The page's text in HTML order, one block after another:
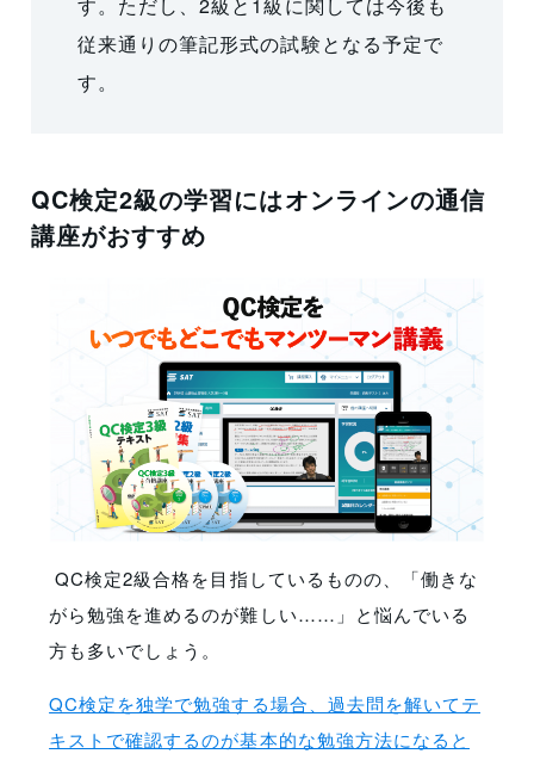
す。ただし、2級と1級に関しては今後も
従来通りの筆記形式の試験となる予定で
す。
QC検定2級の学習にはオンラインの通信
講座がおすすめ
QC検定2級合格を目指しているものの、「働きな
がら勉強を進めるのが難しい……」と悩んでいる
方も多いでしょう。
QC検定を独学で勉強する場合、過去問を解いてテ
キストで確認するのが基本的な勉強方法になると